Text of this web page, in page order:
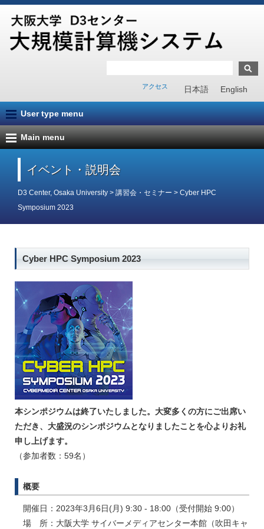
日本語 English
アクセス
User type menu
Main menu
イベント・説明会
D3 Center, Osaka University > 講習会・セミナー > Cyber HPC
Symposium 2023
Cyber HPC Symposium 2023
本シンポジウムは終了いたしました。大変多くの方にご出席い
ただき、大盛況のシンポジウムとなりましたことを心よりお礼
申し上げます。
（参加者数：59名）
概要
開催日：2023年3月6日(月) 9:30 - 18:00（受付開始 9:00）
場 所：大阪大学 サイバーメディアセンター本館（吹田キャ